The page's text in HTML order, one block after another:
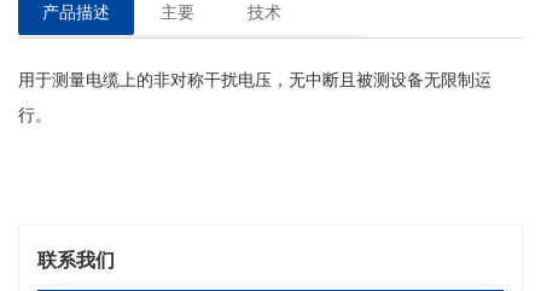
产品描述
主要
技术
用于测量电缆上的非对称干扰电压，无中断且被测设备无限制运
行。
联系我们